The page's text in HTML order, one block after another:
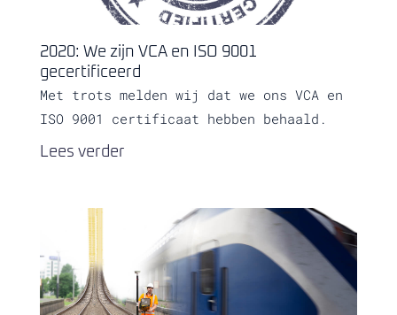
2020: We zijn VCA en ISO 9001
gecertificeerd
Met trots melden wij dat we ons VCA en
ISO 9001 certificaat hebben behaald.
Lees verder